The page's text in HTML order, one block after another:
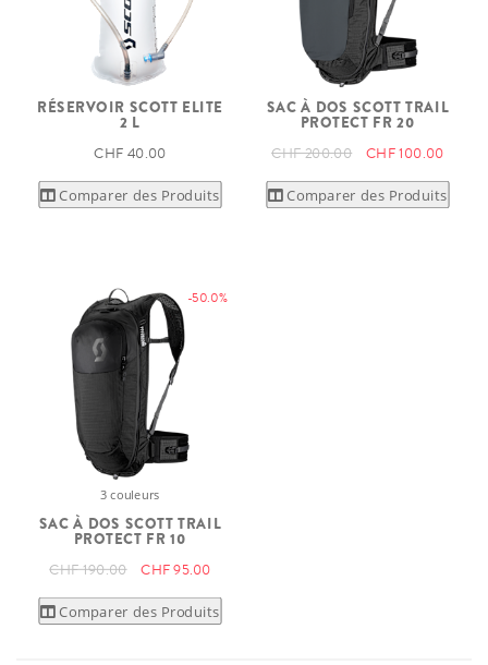
RÉSERVOIR SCOTT ELITE
2 L
CHF 40.00
Comparer des Produits
SAC À DOS SCOTT TRAIL
PROTECT FR 20
CHF 200.00 CHF 100.00
Comparer des Produits
-50.0%
3 couleurs
SAC À DOS SCOTT TRAIL
PROTECT FR 10
CHF 190.00 CHF 95.00
Comparer des Produits